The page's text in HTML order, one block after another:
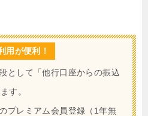
用が便利！
として「他行口座からの振込
す。
プレミアム会員登録（1年無